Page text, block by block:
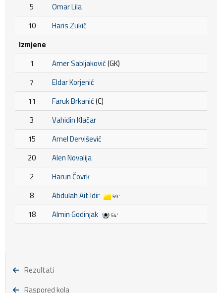
5
Omar Lila
10
Haris Zukić
Izmjene
1
Amer Sabljaković(GK)
7
Eldar Korjenić
11
Faruk Brkanić(C)
3
Vahidin Klačar
15
Amel Dervišević
20
Alen Novalija
2
Harun Čovrk
8
Abdulah Ait Idir 59'
18 Almin Godinjak 54'
Rezultati
Raspored kola